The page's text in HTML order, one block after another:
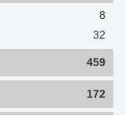
8
32
459
172